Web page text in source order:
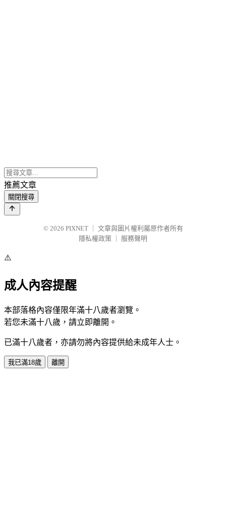
推薦文章
關閉搜尋
© 2026 PIXNET
文章與圖片權利屬原作者所有
隱私權政策
服務聲明
⚠️
成人內容提醒
本部落格內容僅限年滿十八歲者瀏覽。
若您未滿十八歲，請立即離開。
已滿十八歲者，亦請勿將內容提供給未成年人士。
我已滿18歲 離開